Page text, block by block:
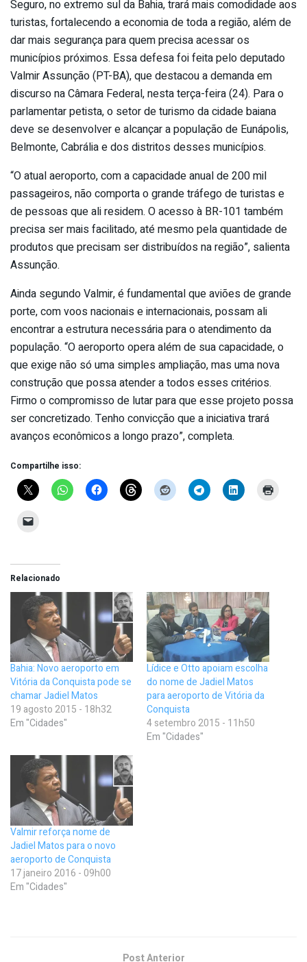
Seguro, no extremo sul da Bahia, trará mais comodidade aos
turistas, fortalecendo a economia de toda a região, além de
dar mais segurança para quem precisa acessar os
municípios próximos. Essa defesa foi feita pelo deputado
Valmir Assunção (PT-BA), que destacou a demanda em
discurso na Câmara Federal, nesta terça-feira (24). Para o
parlamentar petista, o setor de turismo da cidade baiana
deve se desenvolver e alcançar a população de Eunápolis,
Belmonte, Cabrália e dos distritos desses municípios.
“O atual aeroporto, com a capacidade anual de 200 mil
passageiros, não comporta o grande tráfego de turistas e
de pessoas que ali residem. O acesso à BR-101 também
precisa ser mais facilitado, até mesmo pela quantidade de
produtos que precisam ser distribuídos na região”, salienta
Assunção.
Ainda segundo Valmir, é fundamental que aviões de grande
porte, com voos nacionais e internacionais, possam ali
encontrar a estrutura necessária para o atendimento da
população. “O aeroporto opera além de sua capacidade, o
que exige não só uma simples ampliação, mas uma nova
construção que possa atender a todos esses critérios.
Firmo o compromisso de lutar para que esse projeto possa
ser concretizado. Tenho convicção que a iniciativa trará
avanços econômicos a longo prazo”, completa.
Compartilhe isso:
Relacionado
Bahia: Novo aeroporto em
Vitória da Conquista pode se
chamar Jadiel Matos
19 agosto 2015 - 18h32
Em "Cidades"
Lídice e Otto apoiam escolha
do nome de Jadiel Matos
para aeroporto de Vitória da
Conquista
4 setembro 2015 - 11h50
Em "Cidades"
Valmir reforça nome de
Jadiel Matos para o novo
aeroporto de Conquista
17 janeiro 2016 - 09h00
Em "Cidades"
Post Anterior